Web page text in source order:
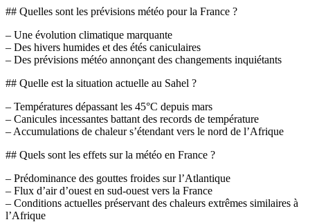
## Quelles sont les prévisions météo pour la France ?
– Une évolution climatique marquante
– Des hivers humides et des étés caniculaires
– Des prévisions météo annonçant des changements inquiétants
## Quelle est la situation actuelle au Sahel ?
– Températures dépassant les 45°C depuis mars
– Canicules incessantes battant des records de température
– Accumulations de chaleur s’étendant vers le nord de l’Afrique
## Quels sont les effets sur la météo en France ?
– Prédominance des gouttes froides sur l’Atlantique
– Flux d’air d’ouest en sud-ouest vers la France
– Conditions actuelles préservant des chaleurs extrêmes similaires à
l’Afrique